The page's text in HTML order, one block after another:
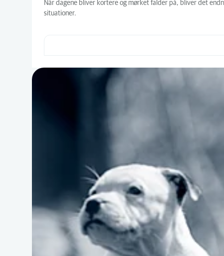
Når dagene bliver kortere og mørket falder på, bliver det
situationer.